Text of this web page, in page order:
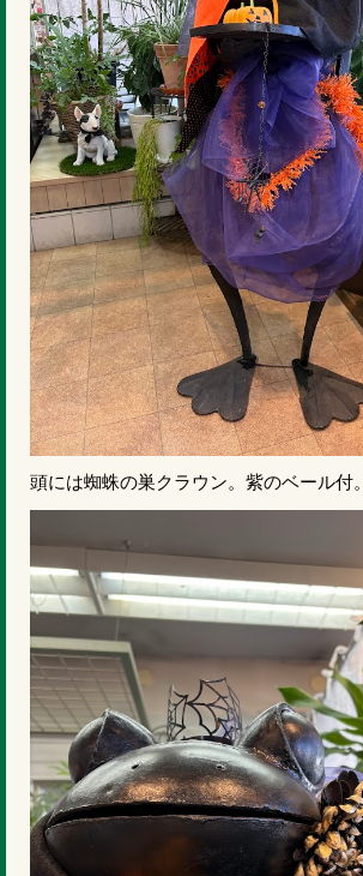
頭には蜘蛛の巣クラウン。紫のベール付。